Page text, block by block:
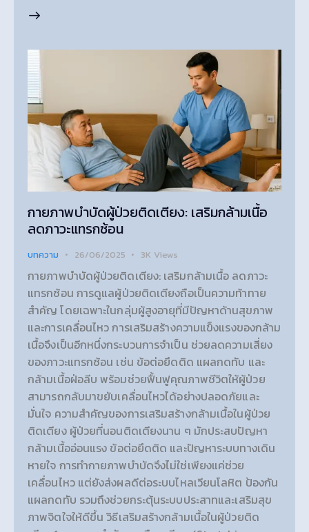
กายภาพบำบัดผู้ป่วยติดเตียง: เสริมกล้ามเนื้อ
ลดภาวะแทรกซ้อน
บทความ 26/06/2025 3K Views
กายภาพบำบัดผู้ป่วยติดเตียง: เสริมกล้ามเนื้อ ลดภาวะ
แทรกซ้อน การดูแลผู้ป่วยติดเตียงถือเป็นความท้าทาย
สำคัญ โดยเฉพาะในกลุ่มผู้สูงอายุที่มีปัญหาด้านสุขภาพ
และการเคลื่อนไหว การเสริมสร้างความแข็งแรงของกล้าม
เนื้อจึงเป็นอีกหนึ่งกระบวนการจำเป็น ช่วยลดความเสี่ยง
ของภาวะแทรกซ้อน เช่น ข้อต่อยึดติด แผลกดทับ และ
กล้ามเนื้อฝ่อลีบ พร้อมช่วยฟื้นฟูคุณภาพชีวิตให้ผู้ป่วย
สามารถกลับมาขยับเคลื่อนไหวได้อย่างปลอดภัยและ
มั่นใจ ความสำคัญของการเสริมสร้างกล้ามเนื้อในผู้ป่วย
ติดเตียง ผู้ป่วยที่นอนติดเตียงนาน ๆ มักประสบปัญหา
กล้ามเนื้ออ่อนแรง ข้อต่อยึดติด และปัญหาระบบทางเดิน
หายใจ การทำกายภาพบำบัดจึงไม่ใช่เพียงแค่ช่วย
เคลื่อนไหว แต่ยังส่งผลดีต่อระบบไหลเวียนโลหิต ป้องกัน
แผลกดทับ รวมถึงช่วยกระตุ้นระบบประสาทและเสริมสุข
ภาพจิตใจให้ดีขึ้น วิธีเสริมสร้างกล้ามเนื้อในผู้ป่วยติด